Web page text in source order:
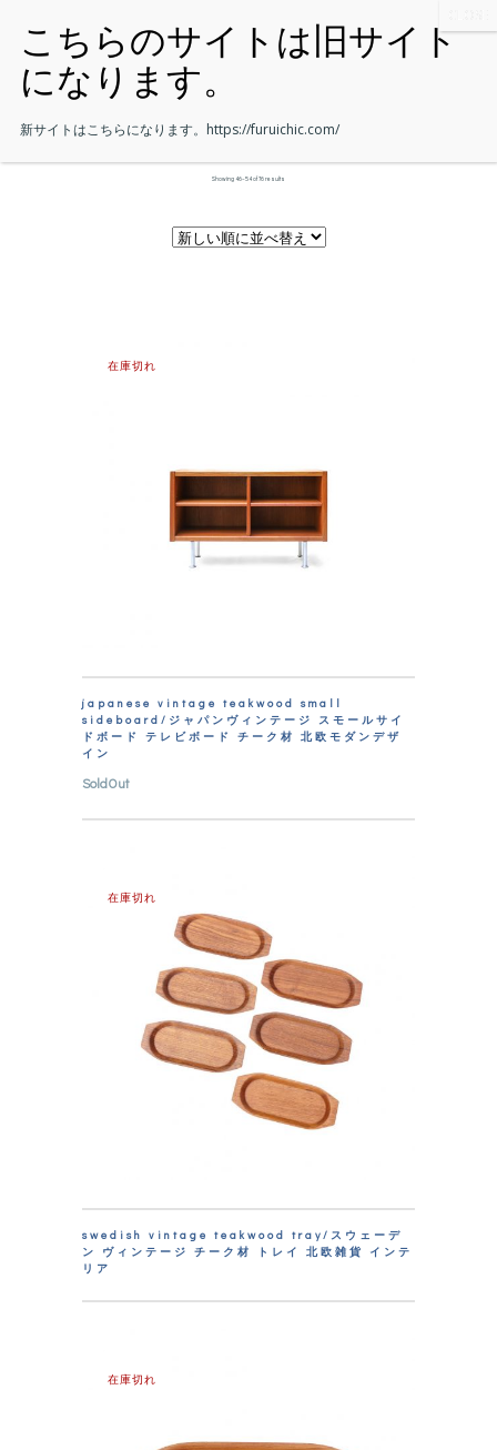
Showing 46–54 of 76 results
在庫切れ
japanese vintage teakwood small
sideboard/ジャパンヴィンテージ スモールサイ
ドボード テレビボード チーク材 北欧モダンデザ
イン
SoldOut
在庫切れ
swedish vintage teakwood tray/スウェーデ
ン ヴィンテージ チーク材 トレイ 北欧雑貨 インテ
リア
在庫切れ
新サイトはこちらになります。 https://furuichic.com/